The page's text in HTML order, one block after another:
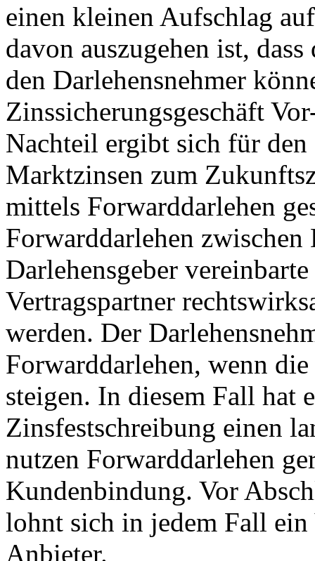
einen kleinen Aufschlag
davon auszugehen ist,
den Darlehensnehmer
Zinssicherungsgeschäft
Nachteil ergibt sich für
Marktzinsen zum
mittels Forwarddarlehen
Forwarddarlehen zwischen
Darlehensgeber
Vertragspartner
werden. Der
Forwarddarlehen, wenn
steigen. In diesem Fall hat
Zinsfestschreibung einen
nutzen Forwarddarlehen
Kundenbindung. Vor
lohnt sich in jedem Fall ein
Anbieter.